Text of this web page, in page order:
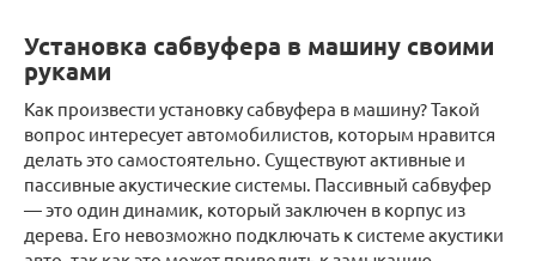
Установка сабвуфера в машину своими
руками
Как произвести установку сабвуфера в машину? Такой
вопрос интересует автомобилистов, которым нравится
делать это самостоятельно. Существуют активные и
пассивные акустические системы. Пассивный сабвуфер
— это один динамик, который заключен в корпус из
дерева. Его невозможно подключать к системе акустики